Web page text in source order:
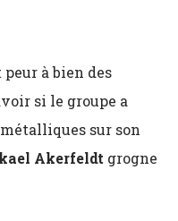
à bien des
si le groupe a
sur son
Akerfeldt grogne